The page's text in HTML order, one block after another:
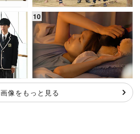
画像をもっと見る